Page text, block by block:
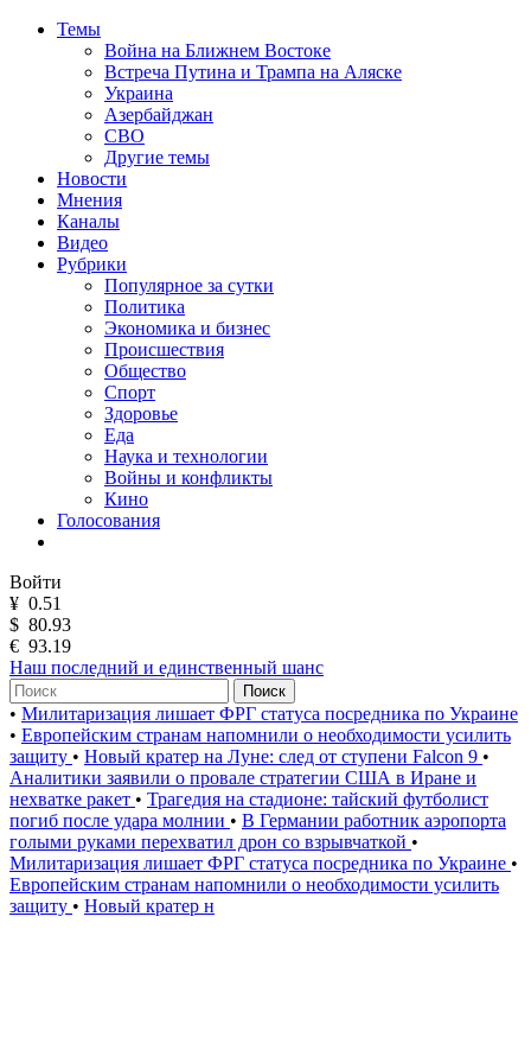
Темы
Война на Ближнем Востоке
Встреча Путина и Трампа на Аляске
Украина
Азербайджан
СВО
Другие темы
Новости
Мнения
Каналы
Видео
Рубрики
Популярное за сутки
Политика
Экономика и бизнес
Происшествия
Общество
Спорт
Здоровье
Еда
Наука и технологии
Войны и конфликты
Кино
Голосования
Войти
¥ 0.51
$ 80.93
€ 93.19
Наш последний и единственный шанс
Поиск
• Милитаризация лишает ФРГ статуса посредника по Украине
• Европейским странам напомнили о необходимости усилить
защиту • Новый кратер на Луне: след от ступени Falcon 9 •
Аналитики заявили о провале стратегии США в Иране и
нехватке ракет • Трагедия на стадионе: тайский футболист
погиб после удара молнии • В Германии работник аэропорта
голыми руками перехватил дрон со взрывчаткой •
Милитаризация лишает ФРГ статуса посредника по Украине •
Европейским странам напомнили о необходимости усилить
защиту • Новый кратер н